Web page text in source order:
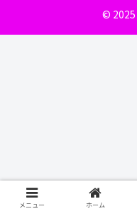
©
メニュー ホーム